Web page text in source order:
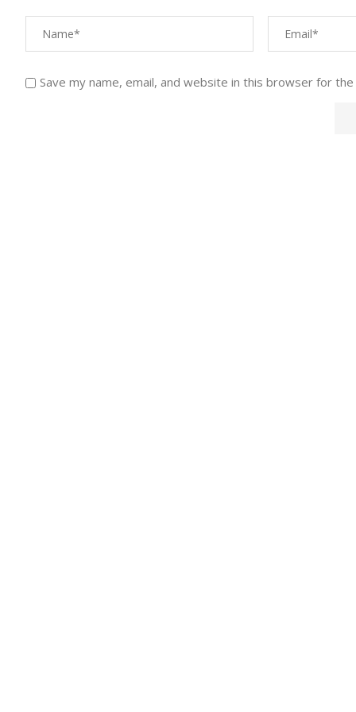
Save my name, email, and website in this browser for